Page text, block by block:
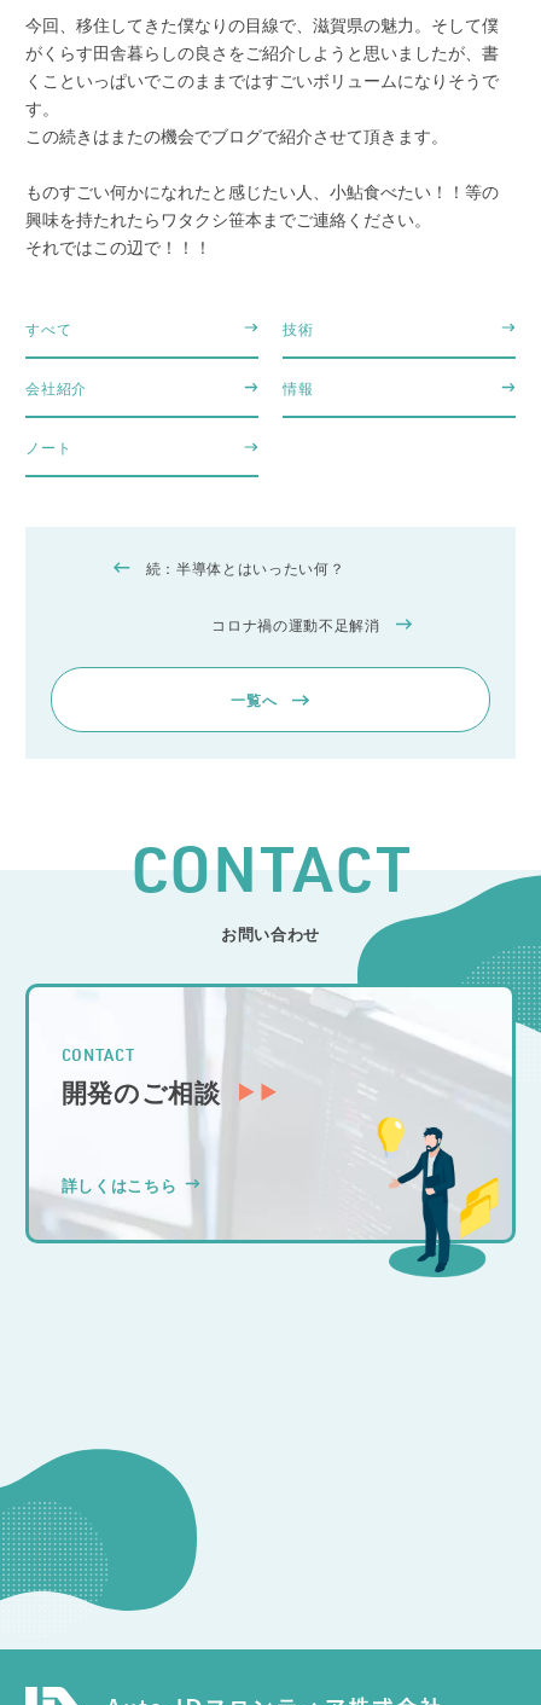
今回、移住してきた僕なりの目線で、滋賀県の魅力。そして僕
がくらす田舎暮らしの良さをご紹介しようと思いましたが、書
くこといっぱいでこのままではすごいボリュームになりそうで
す。
この続きはまたの機会でブログで紹介させて頂きます。
ものすごい何かになれたと感じたい人、小鮎食べたい！！等の
興味を持たれたらワタクシ笹本までご連絡ください。
それではこの辺で！！！
すべて 技術
会社紹介 情報
ノート
続：半導体とはいったい何？
コロナ禍の運動不足解消
一覧へ
CONTACT
お問い合わせ
CONTACT
開発のご相談
詳しくはこちら